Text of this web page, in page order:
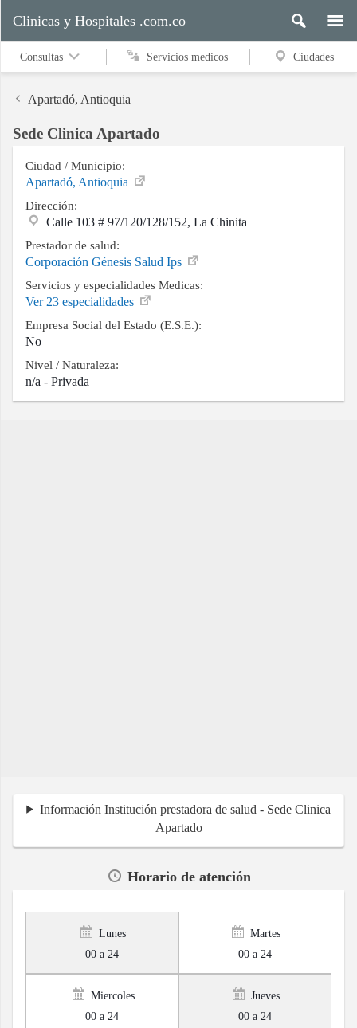
medicos
Ciudades
Buscar
Contacto
Clinicas y Hospitales .com.co
Consultas Servicios medicos Ciudades
Apartadó, Antioquia
Sede Clinica Apartado
Ciudad / Municipio:
Apartadó, Antioquia
Dirección:
Calle 103 # 97/120/128/152, La Chinita
Prestador de salud:
Corporación Génesis Salud Ips
Servicios y especialidades Medicas:
Ver 23 especialidades
Empresa Social del Estado (E.S.E.):
No
Nivel / Naturaleza:
n/a - Privada
Información Institución prestadora de salud - Sede Clinica
Apartado
Horario de atención
Lunes
00 a 24
Martes
00 a 24
Miercoles
00 a 24
Jueves
00 a 24